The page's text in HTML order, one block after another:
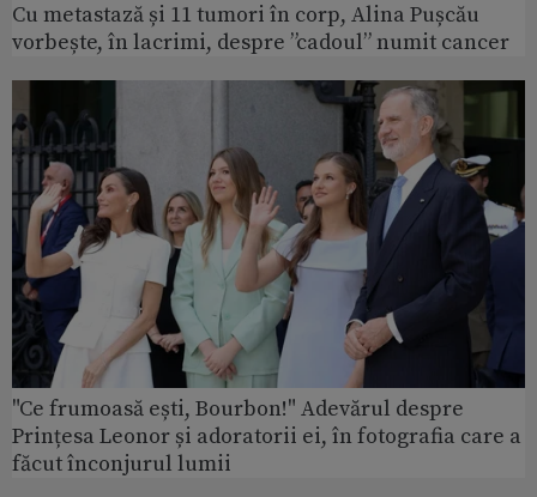
Cu metastază și 11 tumori în corp, Alina Pușcău
vorbește, în lacrimi, despre ”cadoul” numit cancer
"Ce frumoasă ești, Bourbon!" Adevărul despre
Prințesa Leonor și adoratorii ei, în fotografia care a
făcut înconjurul lumii